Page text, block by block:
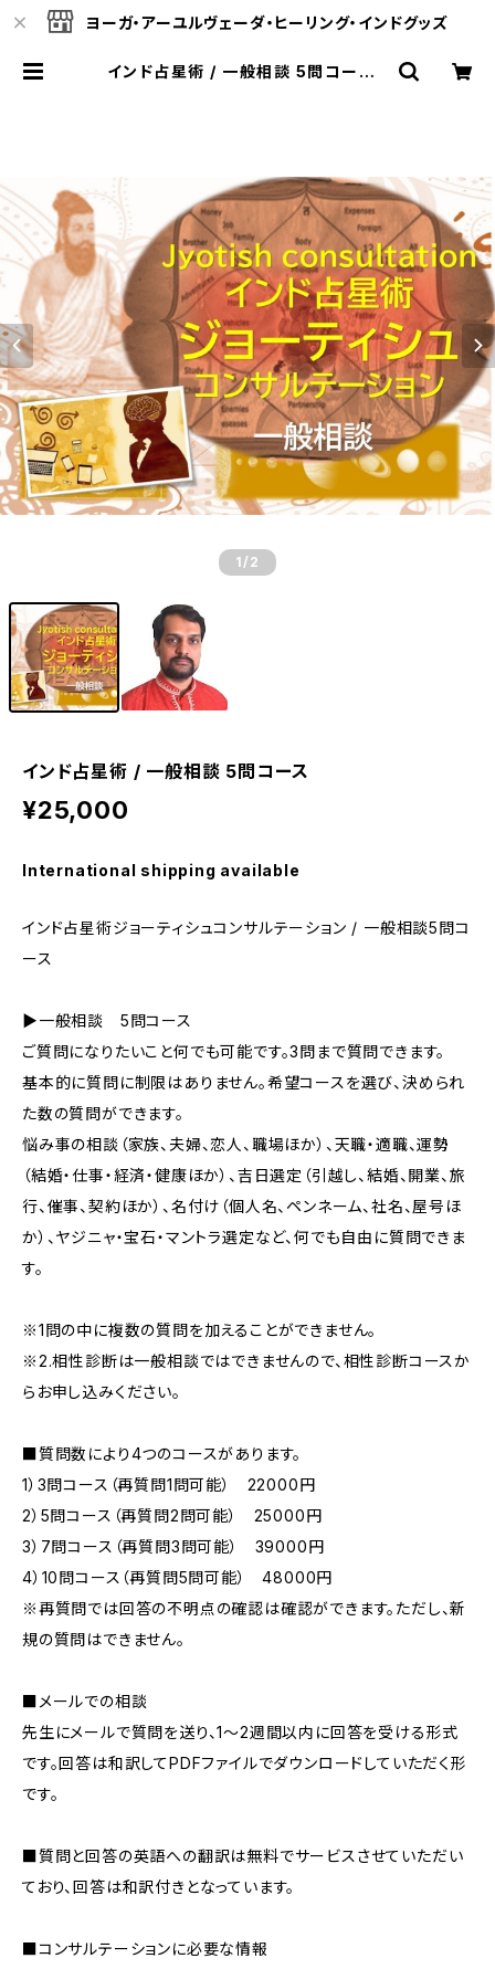
ヨーガ・アーユルヴェーダ・ヒーリング・インドグッズ
インド占星術 / 一般相談 5問コース |
1 /2
インド占星術 / 一般相談 5問コース
¥25,000
International shipping available
インド占星術ジョーティシュコンサルテーション / 一般相談5問コ
ース
▶一般相談 5問コース
ご質問になりたいこと何でも可能です。3問まで質問できます。
基本的に質問に制限はありません。希望コースを選び、決められ
た数の質問ができます。
悩み事の相談（家族、夫婦、恋人、職場ほか）、天職・適職、運勢
（結婚・仕事・経済・健康ほか）、吉日選定（引越し、結婚、開業、旅
行、催事、契約ほか）、名付け（個人名、ペンネーム、社名、屋号ほ
か）、ヤジニャ・宝石・マントラ選定など、何でも自由に質問できま
す。
※1問の中に複数の質問を加えることができません。
※2.相性診断は一般相談ではできませんので、相性診断コースか
らお申し込みください。
■質問数により4つのコースがあります。
1）3問コース（再質問1問可能） 22000円
2）5問コース（再質問2問可能） 25000円
3）7問コース（再質問3問可能） 39000円
4）10問コース（再質問5問可能） 48000円
※再質問では回答の不明点の確認は確認ができます。ただし、新
規の質問はできません。
■メールでの相談
先生にメールで質問を送り、1～2週間以内に回答を受ける形式
です。回答は和訳してPDFファイルでダウンロードしていただく形
です。
■質問と回答の英語への翻訳は無料でサービスさせていただい
ており、回答は和訳付きとなっています。
■コンサルテーションに必要な情報